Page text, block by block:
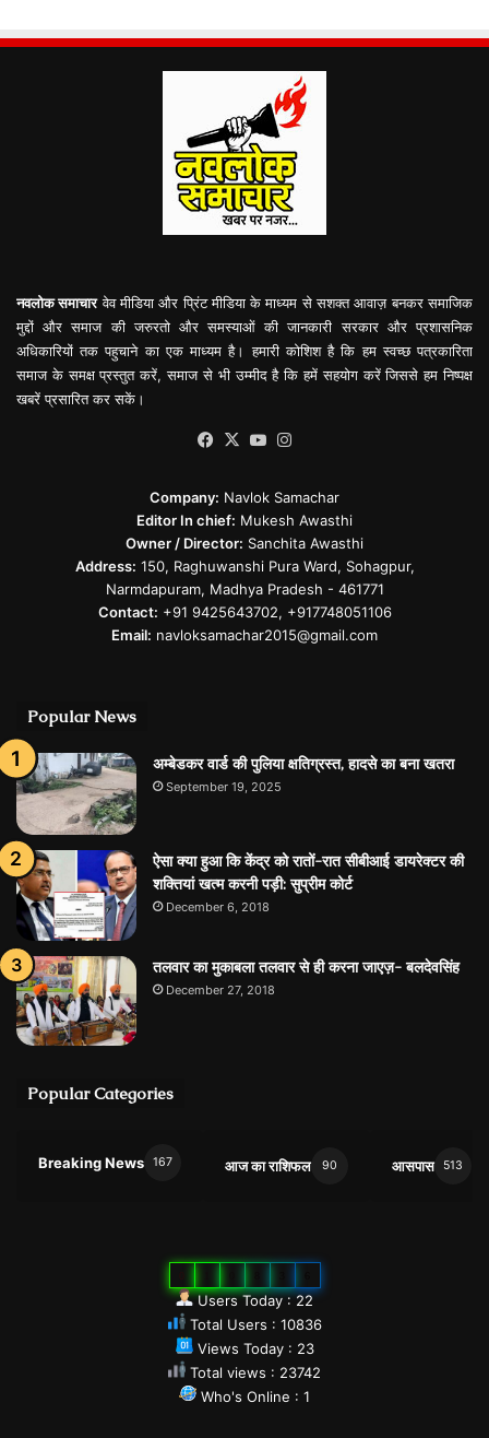
नवलोक समाचारवेव मीडिया और प्रिंट मीडिया के माध्यम से सशक्त आवाज़ बनकर समाजिक
मुद्दों और समाज की जरुरतो और समस्याओं की जानकारी सरकार और प्रशासनिक
अधिकारियों तक पहुचाने का एक माध्यम है। हमारी कोशिश है कि हम स्वच्छ पत्रकारिता
समाज के समक्ष प्रस्तुत करें, समाज से भी उम्मीद है कि हमें सहयोग करें जिससे हम निष्पक्ष
खबरें प्रसारित कर सकें।
Facebook
X YouTube
Company: Navlok Samachar
Editor In chief: Mukesh Awasthi
Owner / Director: Sanchita Awasthi
Address: 150, Raghuwanshi Pura Ward, Sohagpur,
Narmdapuram, Madhya Pradesh - 461771
Contact: +91 9425643702, +917748051106
Email: navloksamachar2015@gmail.com
Popular News
अम्बेडकर वार्ड की पुलिया क्षतिग्रस्त, हादसे का बना खतरा
September 19, 2025
ऐसा क्या हुआ कि केंद्र को रातों-रात सीबीआई डायरेक्टर की
शक्तियां खत्म करनी पड़ी: सुप्रीम कोर्ट
December 6, 2018
तलवार का मुकाबला तलवार से ही करना जाएज़- बलदेवसिंह
December 27, 2018
Popular Categories
Breaking News 167 आज का राशिफल 90 आसपास 513
Users Today : 22
Total Users : 10836
Views Today : 23
Total views : 23742
Who's Online : 1